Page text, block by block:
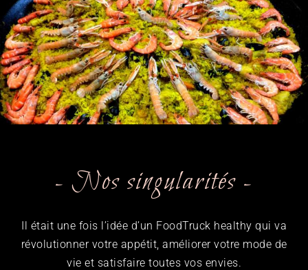
- Nos singularités -
Il était une fois l’idée d’un FoodTruck healthy qui va
révolutionner votre appétit, améliorer votre mode de
vie et satisfaire toutes vos envies.